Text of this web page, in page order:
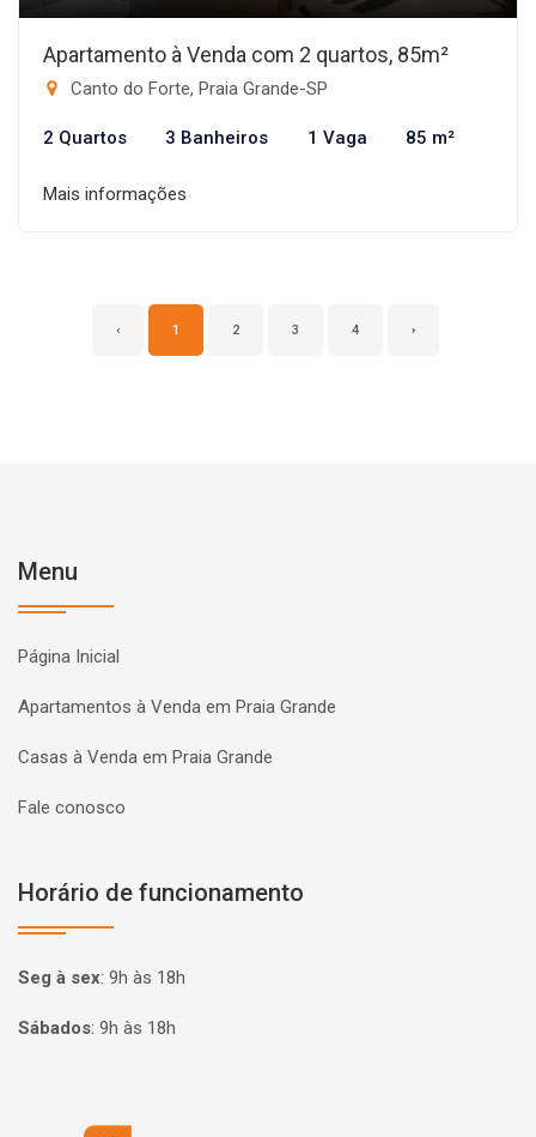
Apartamento à Venda com 2 quartos, 85m²
Canto do Forte, Praia Grande-SP
2 Quartos 3 Banheiros 1 Vaga 85 m²
Mais informações
‹ 1 2 3 4 ›
Menu
Página Inicial
Apartamentos à Venda em Praia Grande
Casas à Venda em Praia Grande
Fale conosco
Horário de funcionamento
Seg à sex: 9h às 18h
Sábados: 9h às 18h